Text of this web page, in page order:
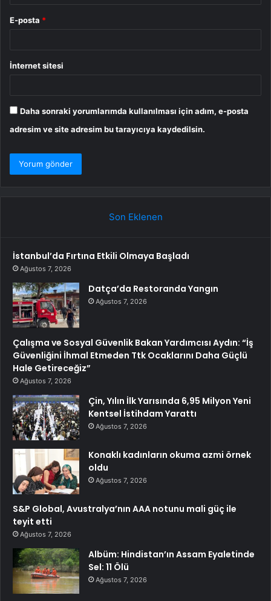
E-posta *
İnternet sitesi
Daha sonraki yorumlarımda kullanılması için adım, e-posta
adresim ve site adresim bu tarayıcıya kaydedilsin.
Son Eklenen
İstanbul’da Fırtına Etkili Olmaya Başladı
Ağustos 7, 2026
Datça’da Restoranda Yangın
Ağustos 7, 2026
Çalışma ve Sosyal Güvenlik Bakan Yardımcısı Aydın: “İş
Güvenliğini İhmal Etmeden Ttk Ocaklarını Daha Güçlü
Hale Getireceğiz”
Ağustos 7, 2026
Çin, Yılın İlk Yarısında 6,95 Milyon Yeni
Kentsel İstihdam Yarattı
Ağustos 7, 2026
Konaklı kadınların okuma azmi örnek
oldu
Ağustos 7, 2026
S&P Global, Avustralya’nın AAA notunu mali güç ile
teyit etti
Ağustos 7, 2026
Albüm: Hindistan’ın Assam Eyaletinde
Sel: 11 Ölü
Ağustos 7, 2026